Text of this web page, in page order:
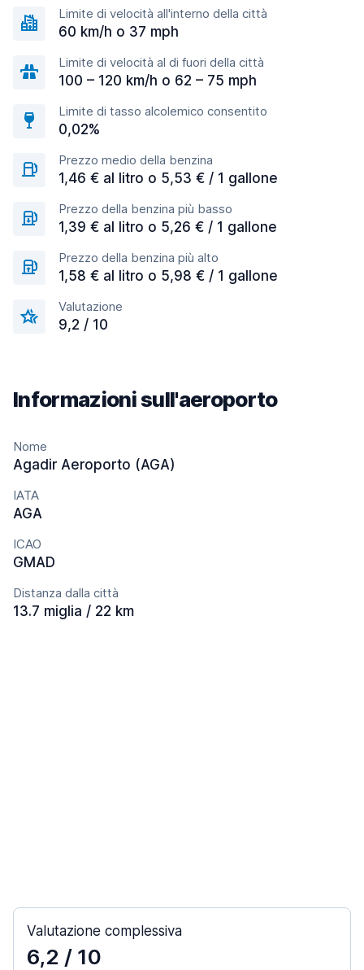
Limite di velocità all'interno della città
60 km/h o 37 mph
Limite di velocità al di fuori della città
100 – 120 km/h o 62 – 75 mph
Limite di tasso alcolemico consentito
0,02%
Prezzo medio della benzina
1,46 € al litro o 5,53 € / 1 gallone
Prezzo della benzina più basso
1,39 € al litro o 5,26 € / 1 gallone
Prezzo della benzina più alto
1,58 € al litro o 5,98 € / 1 gallone
Valutazione
9,2 / 10
Informazioni sull'aeroporto
Nome
Agadir Aeroporto (AGA)
IATA
AGA
ICAO
GMAD
Distanza dalla città
13.7 miglia / 22 km
Valutazione complessiva
6,2 / 10